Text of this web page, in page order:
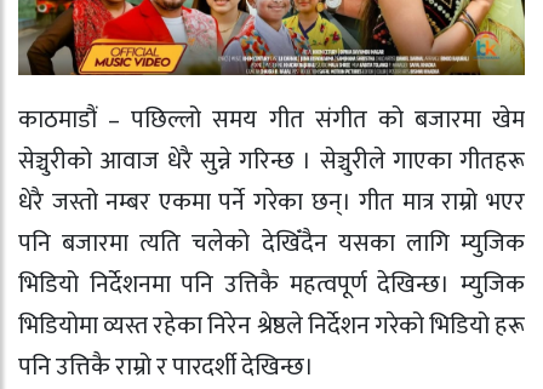
काठमाडौं – पछिल्लो समय गीत संगीत को बजारमा खेम
सेञ्चुरीको आवाज धेरै सुन्ने गरिन्छ । सेञ्चुरीले गाएका गीतहरू
धेरै जस्तो नम्बर एकमा पर्ने गरेका छन्। गीत मात्र राम्रो भएर
पनि बजारमा त्यति चलेको देखिँदैन यसका लागि म्युजिक
भिडियो निर्देशनमा पनि उत्तिकै महत्वपूर्ण देखिन्छ। म्युजिक
भिडियोमा व्यस्त रहेका निरेन श्रेष्ठले निर्देशन गरेको भिडियो हरू
पनि उत्तिकै राम्रो र पारदर्शी देखिन्छ।